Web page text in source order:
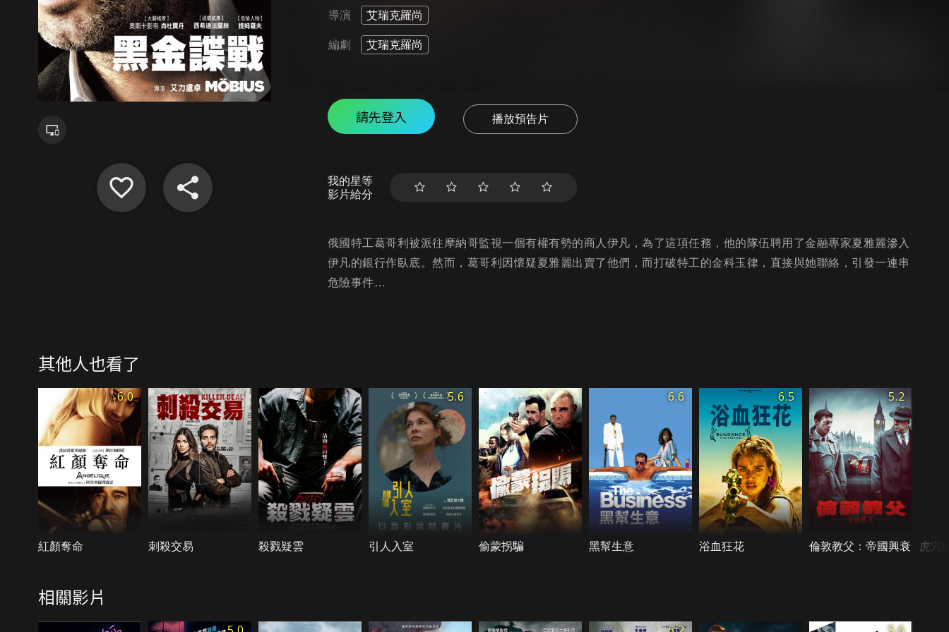
導演 艾瑞克羅尚
編劇 艾瑞克羅尚
請先登入 播放預告片
我的星等
影片給分
俄國特工葛哥利被派往摩納哥監視一個有權有勢的商人伊凡，為了這項任務，他的隊伍聘用了金融專家夏雅麗滲入
伊凡的銀行作臥底。然而，葛哥利因懷疑夏雅麗出賣了他們，而打破特工的金科玉律，直接與她聯絡，引發一連串
危險事件…
其他人也看了
6.0
紅顏奪命 刺殺交易 殺戮疑雲
5.6
引人入室 偷蒙拐騙
6.6
黑幫生意
6.5
浴血狂花
5.2
倫敦教父：帝國興衰 虎穴
相關影片